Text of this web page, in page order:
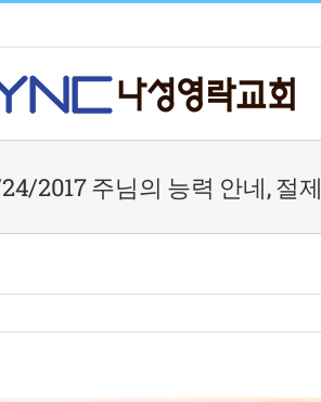
2017 주님의 능력 안네, 절제